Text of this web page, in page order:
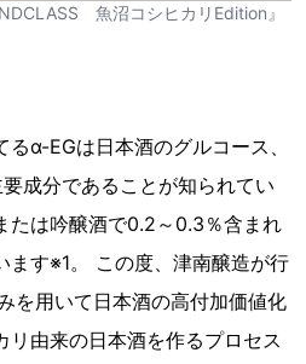
魚沼コシヒカリEdition』
α-EGは日本酒のグルコース、
成分であることが知られてい
たは吟醸酒で0.2～0.3％含まれ
ます※1。 この度、津南醸造が行
を用いて日本酒の高付加価値化
リ由来の日本酒を作るプロセス